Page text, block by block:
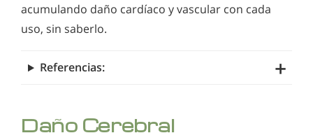
acumulando daño cardíaco y vascular con cada
uso, sin saberlo.
Referencias:
Daño Cerebral